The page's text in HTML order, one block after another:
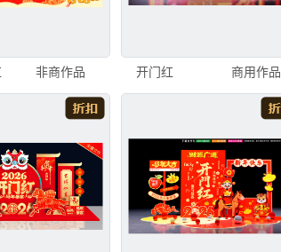
非商作品 开门红 商用作品